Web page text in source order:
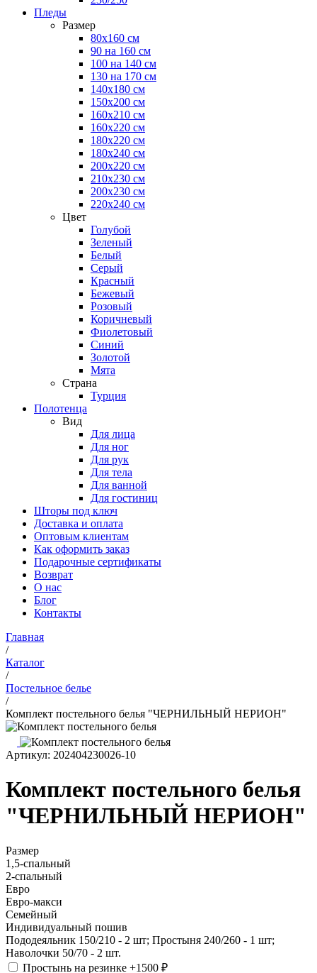
Пледы
Размер
80х160 см
90 на 160 см
100 на 140 см
130 на 170 см
140х180 см
150х200 см
160х210 см
160х220 см
180х220 см
180х240 см
200х220 см
210х230 см
200х230 см
220х240 см
Цвет
Голубой
Зеленый
Белый
Серый
Красный
Бежевый
Розовый
Коричневый
Фиолетовый
Синий
Золотой
Мята
Страна
Турция
Полотенца
Вид
Для лица
Для ног
Для рук
Для тела
Для ванной
Для гостиниц
Шторы под ключ
Доставка и оплата
Оптовым клиентам
Как оформить заказ
Подарочные сертификаты
Возврат
О нас
Блог
Контакты
Главная
/
Каталог
/
Постельное белье
/
Комплект постельного белья "ЧЕРНИЛЬНЫЙ НЕРИОН"
Артикул: 202404230026-10
Комплект постельного белья
"ЧЕРНИЛЬНЫЙ НЕРИОН"
Размер
1,5-спальный
2-спальный
Евро
Евро-макси
Семейный
Индивидуальный пошив
Пододеяльник 150/210 - 2 шт; Простыня 240/260 - 1 шт;
Наволочки 50/70 - 2 шт.
Простынь на резинке +1500 ₽